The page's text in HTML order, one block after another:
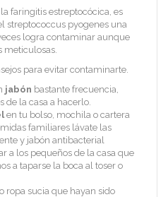
faringitis estreptocócica, es
streptococcus pyogenes una
logra contaminar aunque
meticulosas.
para evitar contaminarte.
jabón bastante frecuencia,
de la casa a hacerlo.
en tu bolso, mochila o cartera
familiares lávate las
y jabón antibacterial
a los pequeños de la casa que
a taparse la boca al toser o
ropa sucia que hayan sido